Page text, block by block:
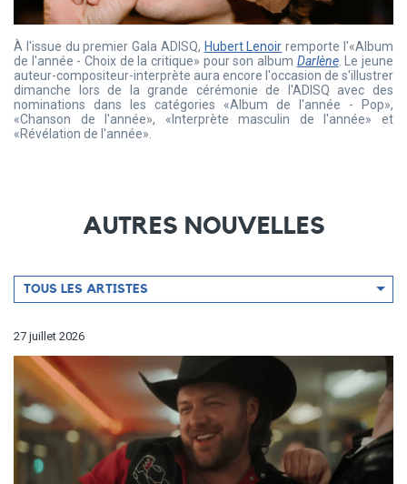
À l'issue du premier Gala ADISQ, Hubert Lenoir remporte l'«Album
de l'année - Choix de la critique» pour son album Darlène. Le jeune
auteur-compositeur-interprète aura encore l'occasion de s'illustrer
dimanche lors de la grande cérémonie de l'ADISQ avec des
nominations dans les catégories «Album de l'année - Pop»,
«Chanson de l'année», «Interprète masculin de l'année» et
«Révélation de l'année».
AUTRES NOUVELLES
Filtrer
par
TOUS LES ARTISTES
27 juillet 2026